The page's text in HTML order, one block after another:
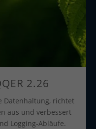
2.26
Datenhaltung, richtet
aus und verbessert
Logging-Abläufe.